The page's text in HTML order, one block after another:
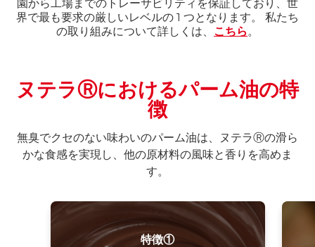
園から工場までのトレーサビリティを保証しており、世
界で最も要求の厳しいレベルの 1 つとなります。 私たち
の取り組みについて詳しくは、 こちら 。
ヌテラⓇにおけるパーム油の特
徴
無臭でクセのない味わいのパーム油は、ヌテラⓇの滑ら
かな食感を実現し、他の原材料の風味と香りを高めま
す。
特徴①